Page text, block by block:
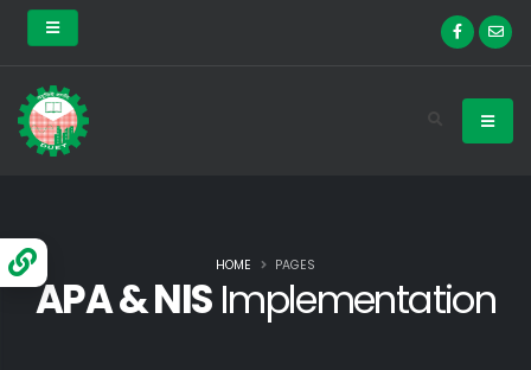
APA & NISImplementation
HOME PAGES